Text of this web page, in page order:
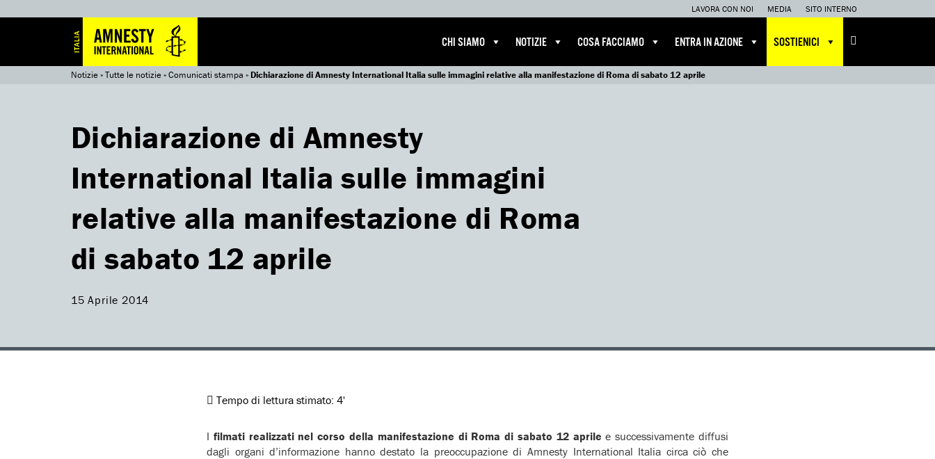
LAVORA CON NOI MEDIA SITO INTERNO
CHI SIAMO NOTIZIE COSA FACCIAMO ENTRA IN AZIONE SOSTIENICI
Notizie»Tutte le notizie»Comunicati stampa »Dichiarazione di Amnesty International Italia sulle immagini relative alla manifestazione di Roma di sabato 12 aprile
Dichiarazione di Amnesty
International Italia sulle immagini
relative alla manifestazione di Roma
di sabato 12 aprile
15 Aprile 2014
Tempo di lettura stimato: 4'
I filmati realizzati nel corso della manifestazione di Roma di sabato 12 aprile e successivamente diffusi
dagli organi d’informazione hanno destato la preoccupazione di Amnesty International Italia circa ciò che